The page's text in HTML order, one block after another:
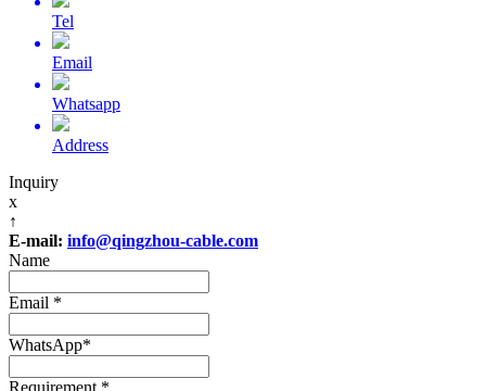
Tel
Email
Whatsapp
Address
Inquiry
x
↑
E-mail: info@qingzhou-cable.com
Name
Email *
WhatsApp*
Requirement *